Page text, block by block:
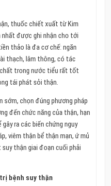
thuốc chiết xuất từ Kim
được ghi nhận cho tới
thảo là đa cơ chế: ngăn
thạch, lâm thông, có tác
trong nước tiểu rất tốt
tái phát sỏi thận.
sớm, chọn đúng phương pháp
đến chức năng của thận, hạn
ra các biến chứng nguy
viêm thận bể thận mạn, ứ mủ
thận giai đoạn cuối phải
bệnh suy thận